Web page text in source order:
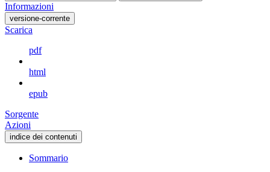
Informazioni
versione-corrente
Scarica
pdf
html
epub
Sorgente
Azioni
indice dei contenuti
Sommario